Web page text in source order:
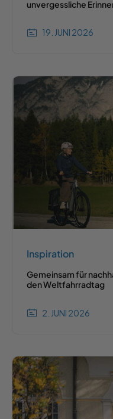
unvergessliche
19. JUNI 2026
Inspiration
Gemeinsam für
den Weltfahrradtag
2. JUNI 2026